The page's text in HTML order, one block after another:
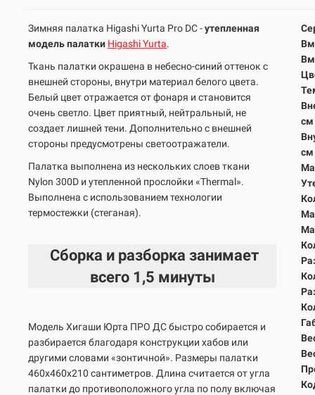
Зимняя палатка Higashi Yurta Pro DC -утепленная
модель палатки Higashi Yurta.
Ткань палатки окрашена в небесно-синий оттенок с
внешней стороны, внутри материал белого цвета.
Белый цвет отражается от фонаря и становится
очень светло. Цвет приятный, нейтральный, не
создает лишней тени. Дополнительно с внешней
стороны предусмотрены светоотражатели.
Палатка выполнена из нескольких слоев ткани
Nylon 300D и утепленной прослойки «Thermal».
Выполнена с использованием технологии
термостежки (стеганая).
Сборка и разборка занимает
всего 1,5 минуты
Модель Хигаши Юрта ПРО ДС быстро собирается и
разбирается благодаря конструкции хабов или
другими словами «зонтичной». Размеры палатки
460х460х210 сантиметров. Длина считается от угла
палатки до противоположного угла по полу включая
см
см